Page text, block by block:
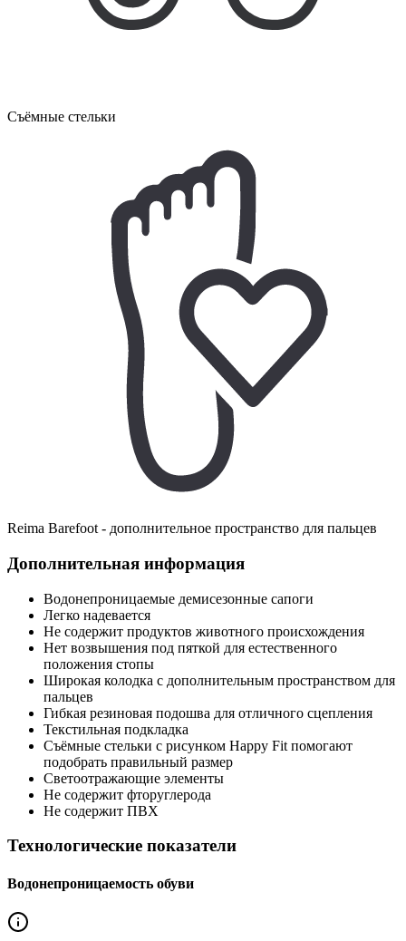
Съёмные стельки
Reima Barefoot - дополнительное пространство для пальцев
Дополнительная информация
Водонепроницаемые демисезонные сапоги
Легко надевается
Не содержит продуктов животного происхождения
Нет возвышения под пяткой для естественного
положения стопы
Широкая колодка с дополнительным пространством для
пальцев
Гибкая резиновая подошва для отличного сцепления
Текстильная подкладка
Съёмные стельки с рисунком Happy Fit помогают
подобрать правильный размер
Светоотражающие элементы
Не содержит фторуглерода
Не содержит ПВХ
Технологические показатели
Водонепроницаемость обуви